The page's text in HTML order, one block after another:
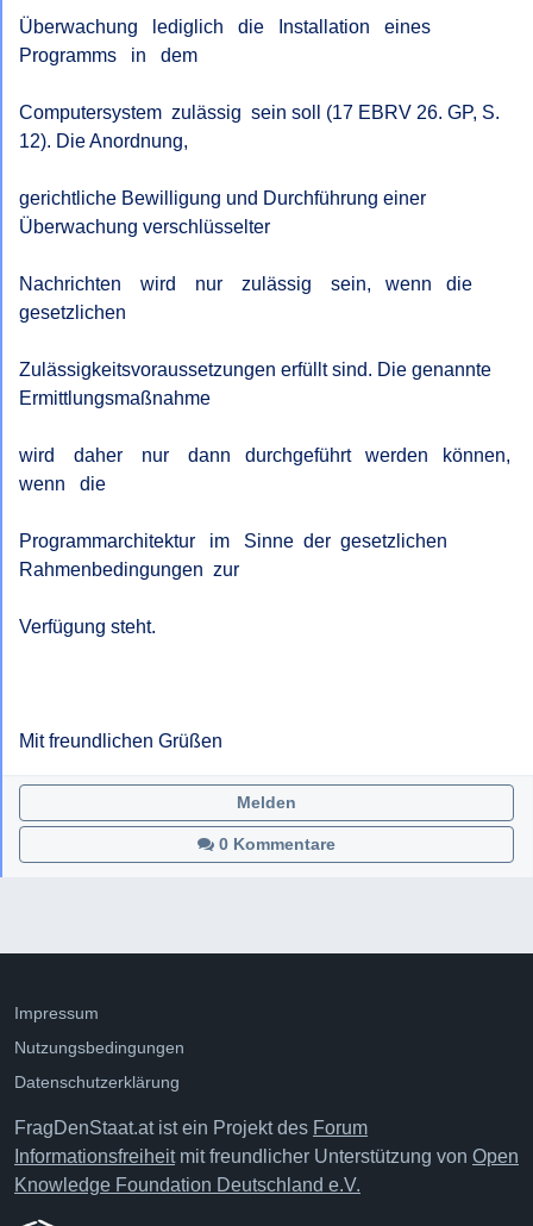
Überwachung   lediglich   die   Installation   eines
Programms   in   dem
Computersystem  zulässig  sein soll (17 EBRV 26. GP, S.
12). Die Anordnung,
gerichtliche Bewilligung und Durchführung einer
Überwachung verschlüsselter
Nachrichten    wird    nur    zulässig    sein,   wenn   die
gesetzlichen
Zulässigkeitsvoraussetzungen erfüllt sind. Die genannte
Ermittlungsmaßnahme
wird    daher    nur    dann   durchgeführt   werden   können,
wenn   die
Programmarchitektur   im   Sinne  der  gesetzlichen
Rahmenbedingungen  zur
Verfügung steht.
Mit freundlichen Grüßen
0 Kommentare
Melden
Impressum
Nutzungsbedingungen
Datenschutzerklärung
FragDenStaat.at ist ein Projekt des Forum
Informationsfreiheitmit freundlicher Unterstützung von Open
Knowledge Foundation Deutschland e.V.